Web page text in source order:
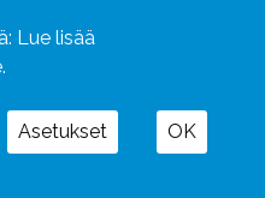
Lue lisää
Asetukset OK